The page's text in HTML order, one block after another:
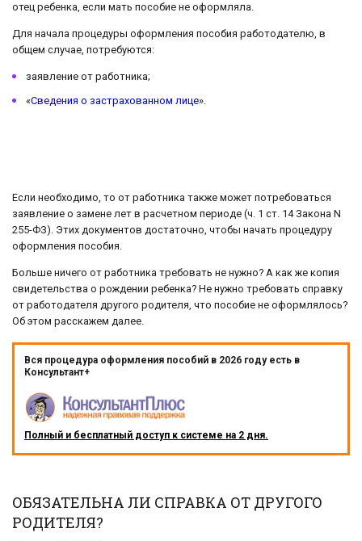
отец ребенка, если мать пособие не оформляла.
Для начала процедуры оформления пособия работодателю, в
общем случае, потребуются:
заявление от работника;
«Сведения о застрахованном лице».
Если необходимо, то от работника также может потребоваться
заявление о замене лет в расчетном периоде (ч. 1 ст. 14 Закона N
255-ФЗ). Этих документов достаточно, чтобы начать процедуру
оформления пособия.
Больше ничего от работника требовать не нужно? А как же копия
свидетельства о рождении ребенка? Не нужно требовать справку
от работодателя другого родителя, что пособие не оформлялось?
Об этом расскажем далее.
Вся процедура оформления пособий в 2026 году есть в
Консультант+
Полный и бесплатный доступ к системе на 2 дня.
ОБЯЗАТЕЛЬНА ЛИ СПРАВКА ОТ ДРУГОГО
РОДИТЕЛЯ?